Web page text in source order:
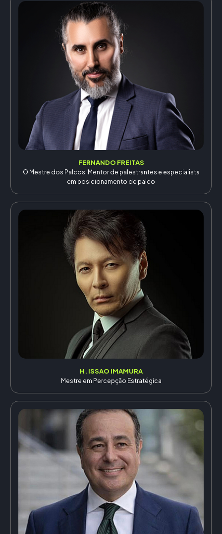
FERNANDO FREITAS
O Mestre dos Palcos, Mentor de palestrantes e especialista
em posicionamento de palco
H. ISSAO IMAMURA
Mestre em Percepção Estratégica